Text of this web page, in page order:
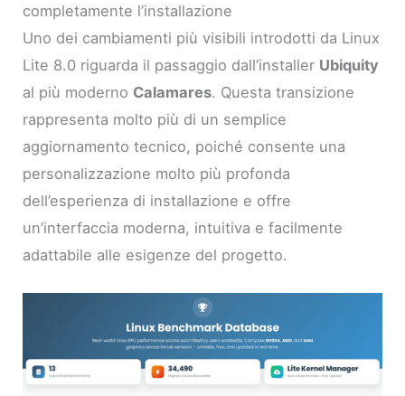
completamente l’installazione
Uno dei cambiamenti più visibili introdotti da Linux
Lite 8.0 riguarda il passaggio dall’installer Ubiquity
al più moderno Calamares. Questa transizione
rappresenta molto più di un semplice
aggiornamento tecnico, poiché consente una
personalizzazione molto più profonda
dell’esperienza di installazione e offre
un’interfaccia moderna, intuitiva e facilmente
adattabile alle esigenze del progetto.